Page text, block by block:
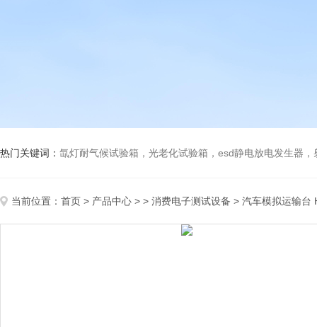
热门关键词： 氙灯耐气候试验箱，光老化试验箱，esd静电放电发生器
当前位置： 首页 > 产品中心 > > 消费电子测试设备 > 汽车模拟运输台